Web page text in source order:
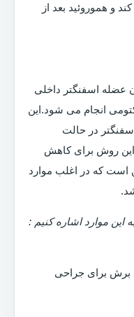
و هموروئید بعد از
عضله اسفنگتر داخلی
انجام می شود.این
در حالت
روش برای کاهش
است که در اغلب موارد
این موارد اشاره کنیم :
برش برای جراحی